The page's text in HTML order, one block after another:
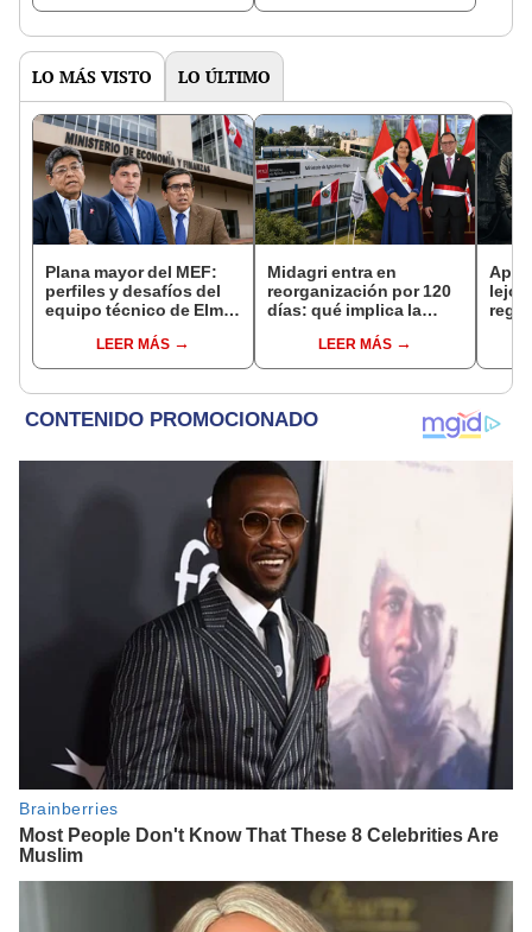
NORTE
LO MÁS VISTO LO ÚLTIMO
Plana mayor del MEF:
perfiles y desafíos del
equipo técnico de Elmer
LEER MÁS
Midagri entra en
reorganización por 120
días: qué implica la
podrían venir
LEER MÁS
lejos